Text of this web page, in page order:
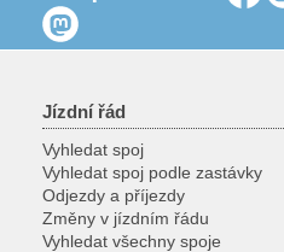
Jízdní řád
Vyhledat spoj
Vyhledat spoj podle zastávky
Odjezdy a příjezdy
Změny v jízdním řádu
Vyhledat všechny spoje